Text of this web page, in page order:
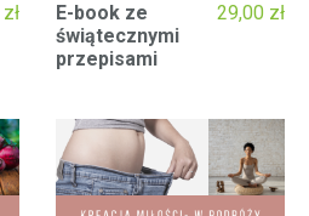
zł
E-book ze
świątecznymi
przepisami
29,00 zł